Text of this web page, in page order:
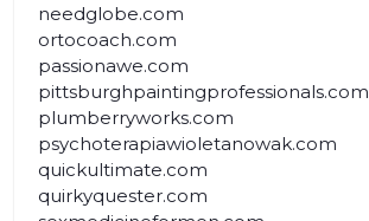
needglobe.com
ortocoach.com
passionawe.com
pittsburghpaintingprofessionals.com
plumberryworks.com
psychoterapiawioletanowak.com
quickultimate.com
quirkyquester.com